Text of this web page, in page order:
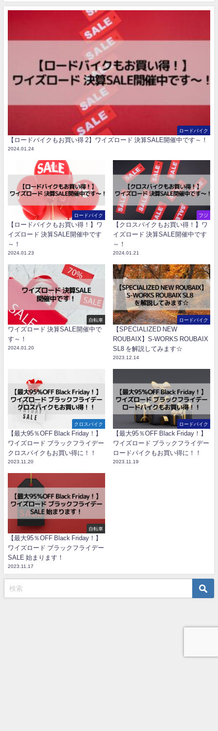
ロードバイク
【ロードバイクもお買い得 2】ワイズロード 決算SALE開催中です～！
2024.01.24
ロードバイク
【ロードバイクもお買い得！】ワ
イズロード 決算SALE開催中です
～！
2024.01.23
フジ
【クロスバイクもお買い得！】ワ
イズロード 決算SALE開催中です
～！
2024.01.21
自転車
ワイズロード 決算SALE開催中で
す～！
2024.01.20
ロードバイク
【SPECIALIZED NEW
ROUBAIX】S-WORKS ROUBAIX
SL8 を解説してみます☆
2023.12.14
クロスバイク
【最大95％OFF Black Friday！】
ワイズロード ブラックフライデー
クロスバイクもお買い得に！！
2023.11.20
ロードバイク
【最大95％OFF Black Friday！】
ワイズロード ブラックフライデー
ロードバイクもお買い得に！！
2023.11.19
自転車
【最大95％OFF Black Friday！】
ワイズロード ブラックフライデー
SALE 始まります！
2023.11.17